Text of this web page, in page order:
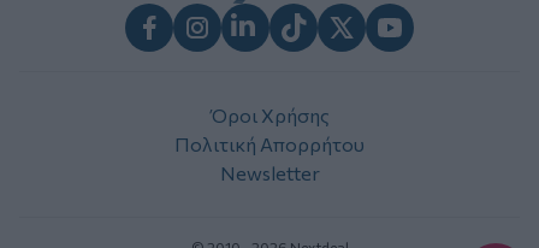
Όροι Χρήσης
Πολιτική Απορρήτου
Newsletter